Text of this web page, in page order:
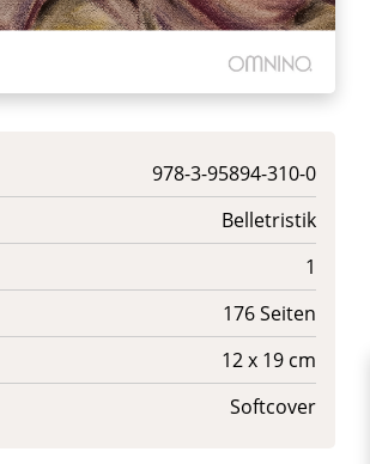
978-3-95894-310-0
Belletristik
1
176 Seiten
12 x 19 cm
Softcover